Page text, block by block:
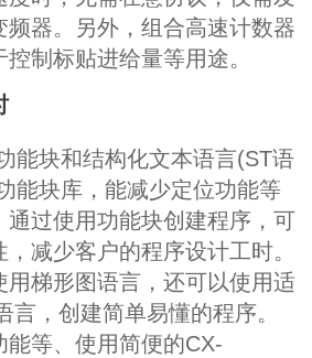
频器。另外，组合高速计数器
制标贴进给量等用途。
能块和结构化文本语言(ST语
能块库，能减少定位功能等
通过使用功能块创建程序，可
减少客户的程序设计工时。
用梯形图语言，还可以使用适
言，创建简单易懂的程序。
能等、使用简便的CX-